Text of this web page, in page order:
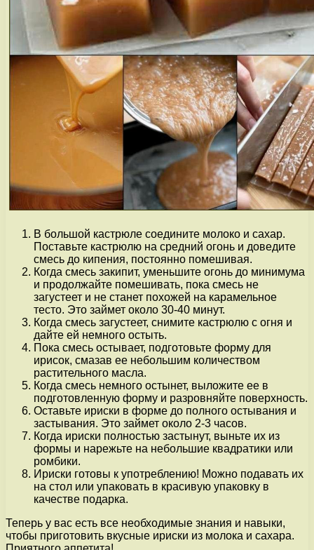
В большой кастрюле соедините молоко и сахар.
Поставьте кастрюлю на средний огонь и доведите
смесь до кипения, постоянно помешивая.
Когда смесь закипит, уменьшите огонь до минимума
и продолжайте помешивать, пока смесь не
загустеет и не станет похожей на карамельное
тесто. Это займет около 30-40 минут.
Когда смесь загустеет, снимите кастрюлю с огня и
дайте ей немного остыть.
Пока смесь остывает, подготовьте форму для
ирисок, смазав ее небольшим количеством
растительного масла.
Когда смесь немного остынет, выложите ее в
подготовленную форму и разровняйте поверхность.
Оставьте ириски в форме до полного остывания и
застывания. Это займет около 2-3 часов.
Когда ириски полностью застынут, выньте их из
формы и нарежьте на небольшие квадратики или
ромбики.
Ириски готовы к употреблению! Можно подавать их
на стол или упаковать в красивую упаковку в
качестве подарка.
Теперь у вас есть все необходимые знания и навыки,
чтобы приготовить вкусные ириски из молока и сахара.